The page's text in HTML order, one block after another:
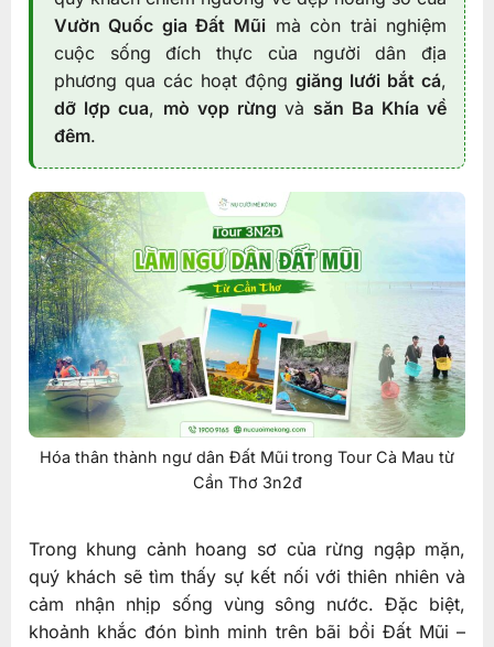
Vườn Quốc gia Đất Mũi mà còn trải nghiệm
cuộc sống đích thực của người dân địa
phương qua các hoạt độnggiăng lưới bắt cá,
dỡ lợp cua, mò vọp rừng và săn Ba Khía về
đêm.
Hóa thân thành ngư dân Đất Mũi trong Tour Cà Mau từ
Cần Thơ 3n2đ
Trong khung cảnh hoang sơ của rừng ngập mặn,
quý khách sẽ tìm thấy sự kết nối với thiên nhiên và
cảm nhận nhịp sống vùng sông nước. Đặc biệt,
khoảnh khắc đón bình minh trên bãi bồi Đất Mũi –